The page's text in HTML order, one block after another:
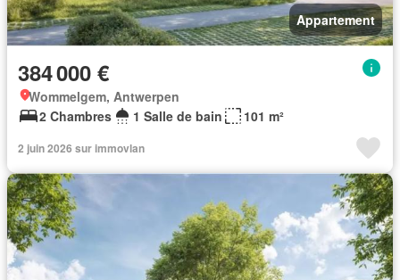
Appartement
384 000 €
Wommelgem, Antwerpen
2 Chambres
1 Salle de bain 101 m²
2 juin 2026 sur immovlan